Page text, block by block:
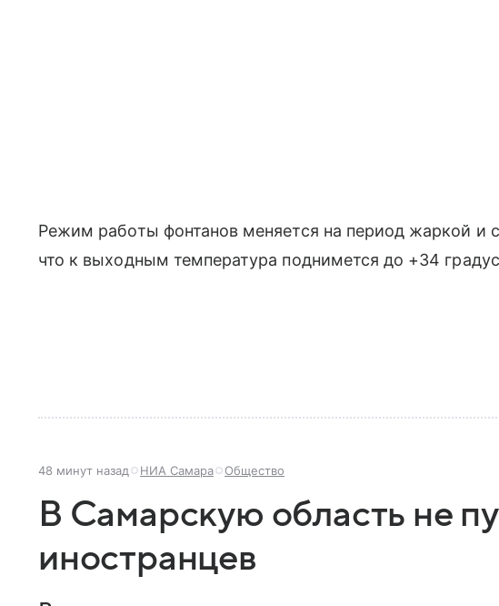
Режим работы фонтанов меняется на период жаркой и
что к выходным температура поднимется до +34
48 минут назад НИА Самара Общество
В Самарскую область не
иностранцев